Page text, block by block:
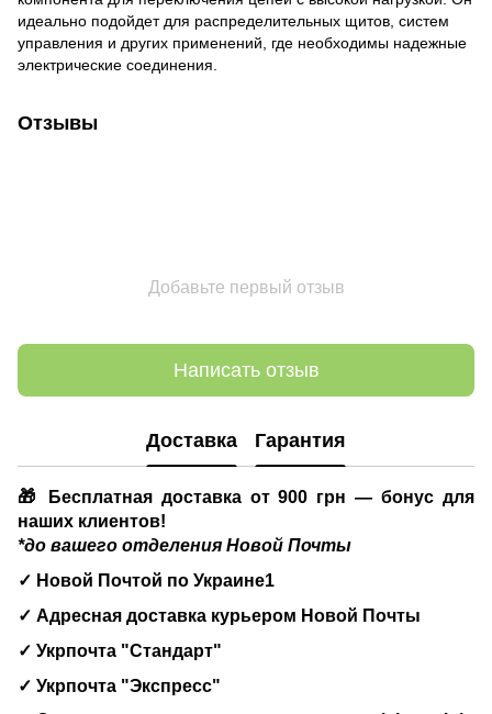
идеально подойдет для распределительных щитов, систем
управления и других применений, где необходимы надежные
электрические соединения.
Отзывы
Добавьте первый отзыв
Написать отзыв
Доставка Гарантия
🎁 Бесплатная доставка от 900 грн — бонус для
наших клиентов!
*до вашего отделения Новой Почты
✓ Новой Почтой по Украине1
✓ Адресная доставка курьером Новой Почты
✓ Укрпочта "Стандарт"
✓ Укрпочта "Экспресс"